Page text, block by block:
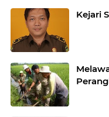
Kejari